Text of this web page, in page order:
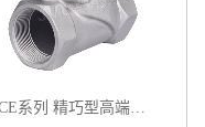
ZCE系列 精巧型高端先导活塞式电磁阀